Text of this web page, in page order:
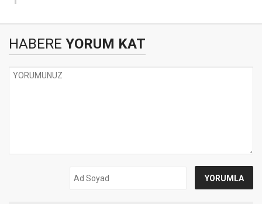
HABERE YORUM KAT